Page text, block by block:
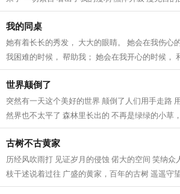
果都是无 只是静静的看 不知道有...
我的同桌
她有着长长的秀发， 大大的眼睛。 她会在我伤心
我困难的时候， 帮助我； 她会在我开心的时候，
金豪门的大小姐， 但却像女王范...
世界颠倒了
突然有一天这个美好的世界 颠倒了人们用手走路
然界也不太平了 森林里长出的 不再是绿绿的小草
的白云 动物界也不太平了 一向有...
古树不古黄家
历经风吹雨打 见证岁月的侵蚀 偌大的空间 笑纳众
枝干述说着过往 广盛的黄家，百年的古树 遥遥守
灵魂被掏空 无与伦比的生命传承...